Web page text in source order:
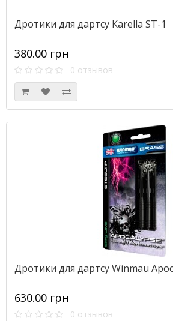
Дротики для дартсу Karella ST-1
380.00 грн
0 отзывов
Дротики для дартсу Winmau
630.00 грн
0 отзывов